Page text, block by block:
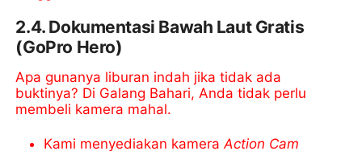
2.4. Dokumentasi Bawah Laut Gratis
(GoPro Hero)
Apa gunanya liburan indah jika tidak ada
buktinya? Di Galang Bahari, Anda tidak perlu
membeli kamera mahal.
Kami menyediakan kameraAction Cam